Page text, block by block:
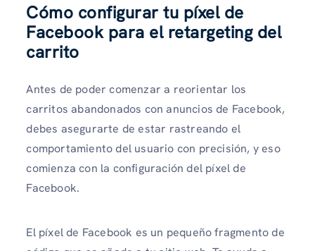
Cómo configurar tu píxel de
Facebook para el retargeting del
carrito
Antes de poder comenzar a reorientar los
carritos abandonados con anuncios de Facebook,
debes asegurarte de estar rastreando el
comportamiento del usuario con precisión, y eso
comienza con la configuración del píxel de
Facebook.
El píxel de Facebook es un pequeño fragmento de